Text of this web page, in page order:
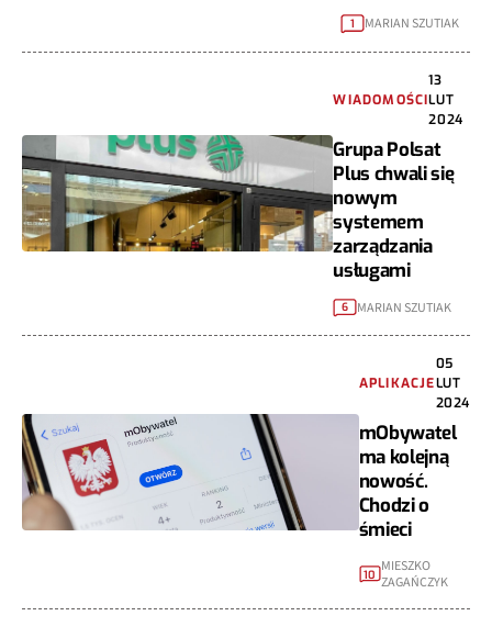
1 MARIAN SZUTIAK
WIADOMOŚCI
13
LUT
2024
Grupa Polsat
Plus chwali się
nowym
systemem
zarządzania
usługami
6 MARIAN SZUTIAK
APLIKACJE
05
LUT
2024
mObywatel
ma kolejną
nowość.
Chodzi o
śmieci
10 MIESZKO
ZAGAŃCZYK